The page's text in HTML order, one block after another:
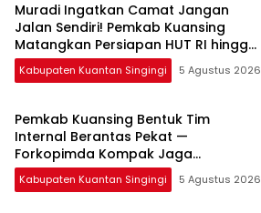
Muradi Ingatkan Camat Jangan
Jalan Sendiri! Pemkab Kuansing
Matangkan Persiapan HUT RI hingga
Pacu Jalur Nasional
Kabupaten Kuantan Singingi 5 Agustus 2026
Pemkab Kuansing Bentuk Tim
Internal Berantas Pekat —
Forkopimda Kompak Jaga
Keamanan Daerah
Kabupaten Kuantan Singingi 5 Agustus 2026